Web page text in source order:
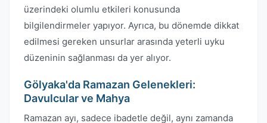
üzerindeki olumlu etkileri konusunda
bilgilendirmeler yapıyor. Ayrıca, bu dönemde dikkat
edilmesi gereken unsurlar arasında yeterli uyku
düzeninin sağlanması da yer alıyor.
Gölyaka'da Ramazan Gelenekleri:
Davulcular ve Mahya
Ramazan ayı, sadece ibadetle değil, aynı zamanda